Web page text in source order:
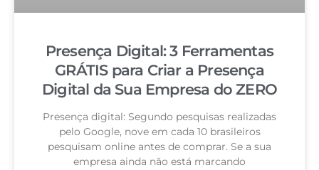
Presença Digital: 3 Ferramentas
GRÁTIS para Criar a Presença
Digital da Sua Empresa do ZERO
Presença digital: Segundo pesquisas realizadas
pelo Google, nove em cada 10 brasileiros
pesquisam online antes de comprar. Se a sua
empresa ainda não está marcando